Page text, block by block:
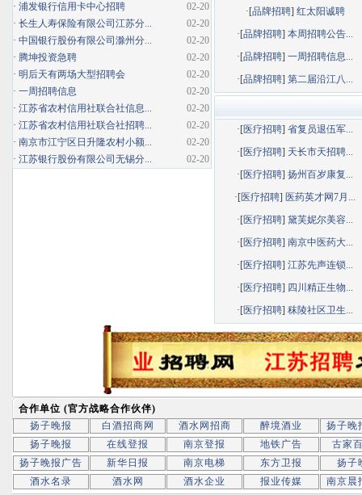
·[品牌招聘] 红太阳诚聘
·[品牌招聘]本周招聘公告...
·[品牌招聘]一周招聘信息...
·[品牌招聘]第二届沿江八...
·[医疗招聘]省复员退伍军...
·[医疗招聘] 天长市天招聘...
·[医疗招聘]扬州百岁康复...
·[医疗招聘] 医药英才网7月...
·[医疗招聘]黛芙妮尔美容...
·[医疗招聘]南京中医药大...
·[医疗招聘]江苏先声连锁...
·[医疗招聘] 四川精正生物...
·[医疗招聘]秣陵社区卫生...
02-20
· 浦发银行信用卡中心招聘
02-20
· 长生人寿保险有限公司江苏分...
02-20
· 中国银行股份有限公司滁州分...
02-20
· 腾坤投资急聘
02-20
· 明后天有两场大型招聘会
02-20
· 一周招聘信息
02-20
· 江苏省农村信用社联合社信息...
02-20
· 江苏省农村信用社联合社招聘...
02-20
· 南京市江宁区日升隆农村小额...
02-20
· 江苏银行股份有限公司无锡分...
合作单位 (官方战略合作伙伴)
扬子晚报
白酒招商网 酒水网招商 醉境酒业
扬子晚
扬子晚报
在线登报 南京登报 地铁广告
古家
扬子晚报广告
新华日报 南京电梯 东方卫报
扬子
酒水名录
酒水网 酒水企业 报业传媒 南京晨